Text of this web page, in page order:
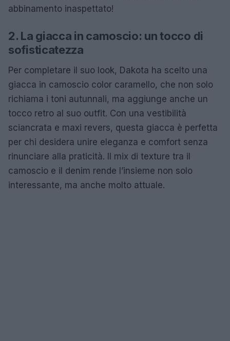
abbinamento inaspettato!
2. La giacca in camoscio: un tocco di
sofisticatezza
Per completare il suo look, Dakota ha scelto una
giacca in camoscio color caramello, che non solo
richiama i toni autunnali, ma aggiunge anche un
tocco retro al suo outfit. Con una vestibilità
sciancrata e maxi revers, questa giacca è perfetta
per chi desidera unire eleganza e comfort senza
rinunciare alla praticità. Il mix di texture tra il
camoscio e il denim rende l’insieme non solo
interessante, ma anche molto attuale.